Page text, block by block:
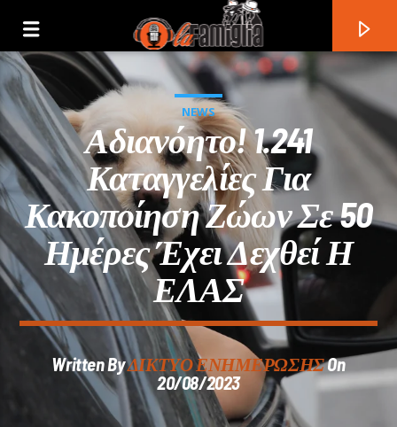
Current Track
NEWS
Αδιανόητο! 1.241
Καταγγελίες Για
Κακοποίηση Ζώων Σε 50
Ημέρες Έχει Δεχθεί Η
ΕΛΑΣ
Written ByΔΙΚΤΥΟ ΕΝΗΜΕΡΩΣΗΣOn
20/08/2023